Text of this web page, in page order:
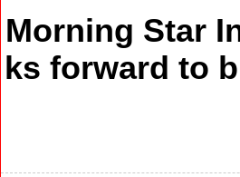
Morning Star
ks forward to